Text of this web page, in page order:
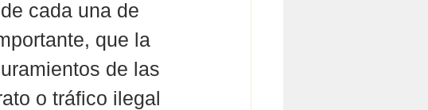
cada una de
que la
de las
o tráfico ilegal